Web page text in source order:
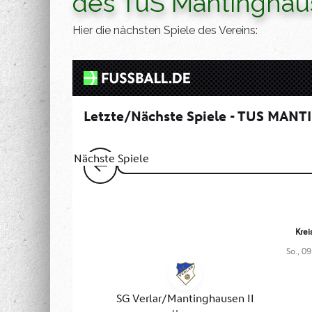
Hier die nächsten Spiele des Vereins: